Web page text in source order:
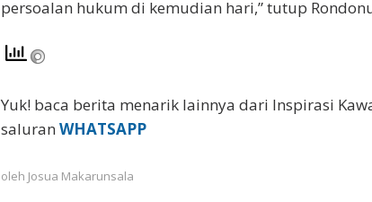
persoalan hukum di kemudian hari,” tutup
Yuk! baca berita menarik lainnya dari Inspirasi
saluran WHATSAPP
oleh Josua Makarunsala